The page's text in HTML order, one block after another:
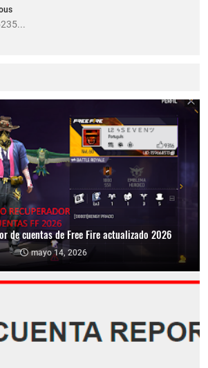
de cuentas de Free Fire actualizado 2026
mayo 14, 2026